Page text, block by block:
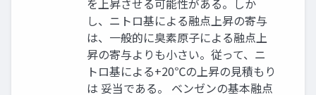
を上昇させる可能性がある。しか
し、ニトロ基による融点上昇の寄与
は、一般的に臭素原子による融点上
昇の寄与よりも小さい。従って、ニ
トロ基による+20℃の上昇の見積もり
は 妥当である。 ベンゼンの基本融点